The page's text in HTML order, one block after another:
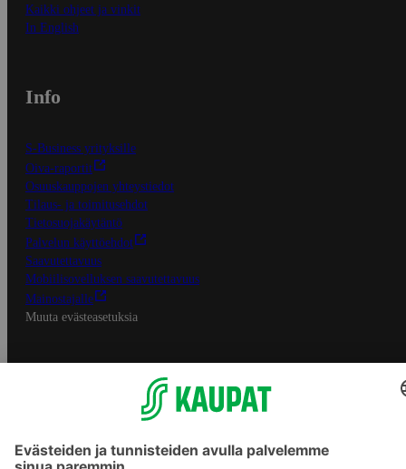
Kaikki ohjeet ja vinkit
In English
Info
S-Business yrityksille
Oiva-raportit
Osuuskauppojen yhteystiedot
Tilaus- ja toimitusehdot
Tietosuojakäytäntö
Palvelun käyttöehdot
Saavutettavuus
Mobiilisovelluksen saavutettavuus
Mainostajalle
Muuta evästeasetuksia
S-ryhmän palvelut
Asiakasomistajuus